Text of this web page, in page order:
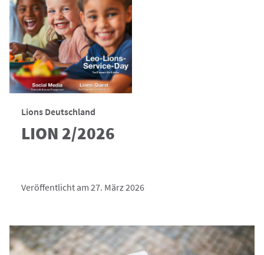
Lions Deutschland
LION 2/2026
Veröffentlicht am 27. März 2026